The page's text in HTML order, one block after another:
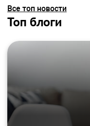
Все топ новости
Топ блоги